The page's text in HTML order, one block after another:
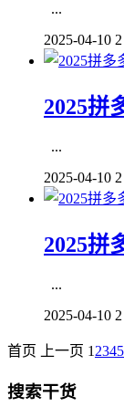
...
2025-04-10 2
2025拼
...
2025-04-10 2
2025拼
...
2025-04-10 2
首页 上一页 1 2345
搜索干货